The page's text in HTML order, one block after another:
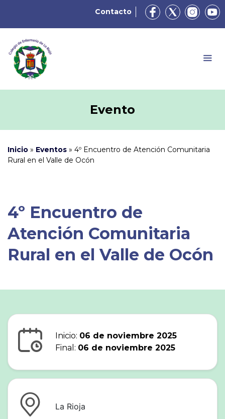
Contacto
Evento
Inicio » Eventos » 4º Encuentro de Atención Comunitaria
Rural en el Valle de Ocón
4º Encuentro de
Atención Comunitaria
Rural en el Valle de Ocón
Inicio: 06 de noviembre 2025
Final: 06 de noviembre 2025
La Rioja